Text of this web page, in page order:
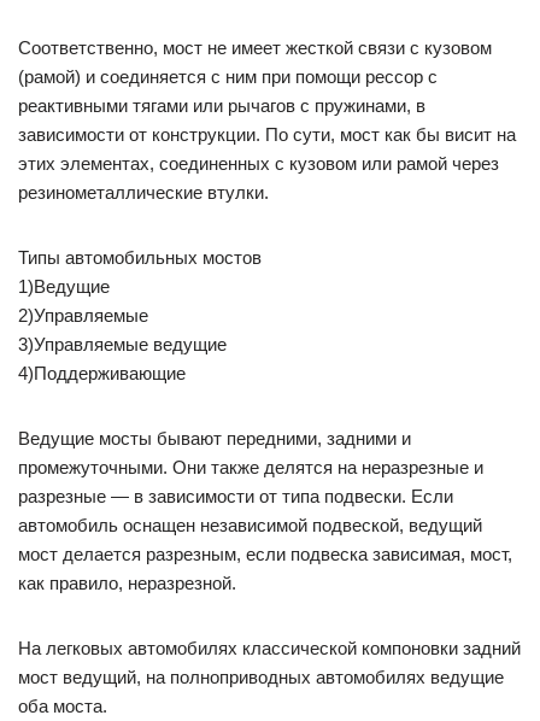
Соответственно, мост не имеет жесткой связи с кузовом
(рамой) и соединяется с ним при помощи рессор с
реактивными тягами или рычагов с пружинами, в
зависимости от конструкции. По сути, мост как бы висит на
этих элементах, соединенных с кузовом или рамой через
резинометаллические втулки.
Типы автомобильных мостов
1)Ведущие
2)Управляемые
3)Управляемые ведущие
4)Поддерживающие
Ведущие мосты бывают передними, задними и
промежуточными. Они также делятся на неразрезные и
разрезные — в зависимости от типа подвески. Если
автомобиль оснащен независимой подвеской, ведущий
мост делается разрезным, если подвеска зависимая, мост,
как правило, неразрезной.
На легковых автомобилях классической компоновки задний
мост ведущий, на полноприводных автомобилях ведущие
оба моста.